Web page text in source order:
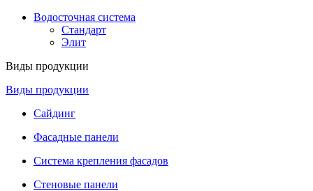
Водосточная система
Стандарт
Элит
Виды продукции
Виды продукции
Сайдинг
Фасадные панели
Система крепления фасадов
Стеновые панели